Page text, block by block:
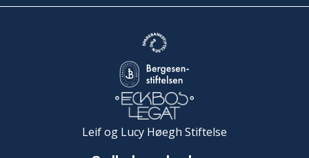
Leif og Lucy Høegh Stiftelse